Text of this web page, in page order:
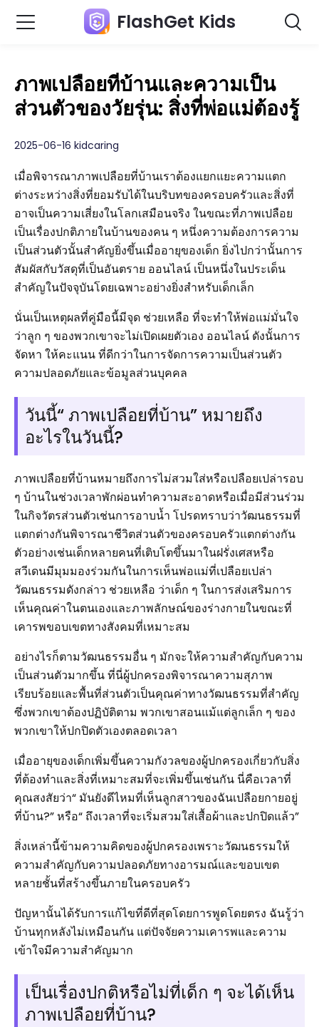
FlashGet Kids
ภาพเปลือยที่บ้านและความเป็น
ส่วนตัวของวัยรุ่น: สิ่งที่พ่อแม่ต้องรู้
2025-06-16 kidcaring
เมื่อพิจารณาภาพเปลือยที่บ้านเราต้องแยกแยะความแตก
ต่างระหว่างสิ่งที่ยอมรับได้ในบริบทของครอบครัวและสิ่งที่
อาจเป็นความเสี่ยงในโลกเสมือนจริง ในขณะที่ภาพเปลือย
เป็นเรื่องปกติภายในบ้านของคน ๆ หนึ่งความต้องการความ
เป็นส่วนตัวนั้นสำคัญยิ่งขึ้นเมื่ออายุของเด็ก ยิ่งไปกว่านั้นการ
สัมผัสกับวัสดุที่เป็นอันตราย ออนไลน์ เป็นหนึ่งในประเด็น
สำคัญในปัจจุบันโดยเฉพาะอย่างยิ่งสำหรับเด็กเล็ก
นั่นเป็นเหตุผลที่คู่มือนี้มีจุด ช่วยเหลือ ที่จะทำให้พ่อแม่มั่นใจ
ว่าลูก ๆ ของพวกเขาจะไม่เปิดเผยตัวเอง ออนไลน์ ดังนั้นการ
จัดหา ให้คะแนน ที่ดีกว่าในการจัดการความเป็นส่วนตัว
ความปลอดภัยและข้อมูลส่วนบุคคล
วันนี้“ ภาพเปลือยที่บ้าน” หมายถึง
อะไรในวันนี้?
ภาพเปลือยที่บ้านหมายถึงการไม่สวมใส่หรือเปลือยเปล่ารอบ
ๆ บ้านในช่วงเวลาพักผ่อนทำความสะอาดหรือเมื่อมีส่วนร่วม
ในกิจวัตรส่วนตัวเช่นการอาบน้ำ โปรดทราบว่าวัฒนธรรมที่
แตกต่างกันพิจารณาชีวิตส่วนตัวของครอบครัวแตกต่างกัน
ตัวอย่างเช่นเด็กหลายคนที่เติบโตขึ้นมาในฝรั่งเศสหรือ
สวีเดนมีมุมมองร่วมกันในการเห็นพ่อแม่ที่เปลือยเปล่า
วัฒนธรรมดังกล่าว ช่วยเหลือ ว่าเด็ก ๆ ในการส่งเสริมการ
เห็นคุณค่าในตนเองและภาพลักษณ์ของร่างกายในขณะที่
เคารพขอบเขตทางสังคมที่เหมาะสม
อย่างไรก็ตามวัฒนธรรมอื่น ๆ มักจะให้ความสำคัญกับความ
เป็นส่วนตัวมากขึ้น ที่นี่ผู้ปกครองพิจารณาความสุภาพ
เรียบร้อยและพื้นที่ส่วนตัวเป็นคุณค่าทางวัฒนธรรมที่สำคัญ
ซึ่งพวกเขาต้องปฏิบัติตาม พวกเขาสอนแม้แต่ลูกเล็ก ๆ ของ
พวกเขาให้ปกปิดตัวเองตลอดเวลา
เมื่ออายุของเด็กเพิ่มขึ้นความกังวลของผู้ปกครองเกี่ยวกับสิ่ง
ที่ต้องทำและสิ่งที่เหมาะสมที่จะเพิ่มขึ้นเช่นกัน นี่คือเวลาที่
คุณสงสัยว่า“ มันยังดีไหมที่เห็นลูกสาวของฉันเปลือยกายอยู่
ที่บ้าน?” หรือ“ ถึงเวลาที่จะเริ่มสวมใส่เสื้อผ้าและปกปิดแล้ว”
สิ่งเหล่านี้ข้ามความคิดของผู้ปกครองเพราะวัฒนธรรมให้
ความสำคัญกับความปลอดภัยทางอารมณ์และขอบเขต
หลายชั้นที่สร้างขึ้นภายในครอบครัว
ปัญหานั้นได้รับการแก้ไขที่ดีที่สุดโดยการพูดโดยตรง ฉันรู้ว่า
บ้านทุกหลังไม่เหมือนกัน แต่ปัจจัยความเคารพและความ
เข้าใจมีความสำคัญมาก
เป็นเรื่องปกติหรือไม่ที่เด็ก ๆ จะได้เห็น
ภาพเปลือยที่บ้าน?